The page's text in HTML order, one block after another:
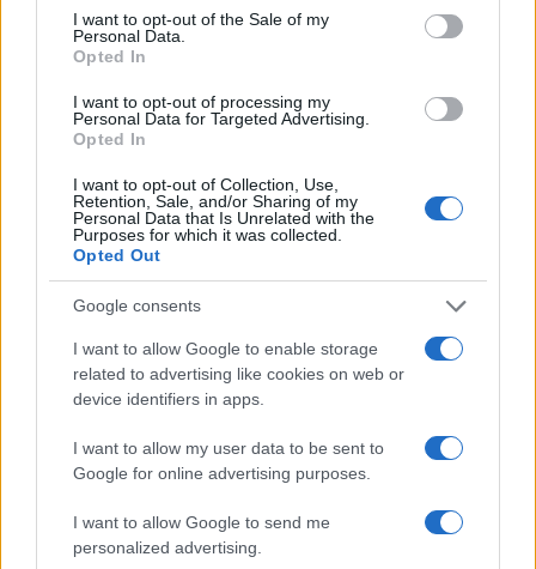
consent section.
I want to opt-out of the Sale of my
Personal Data.
Opted In
I want to opt-out of processing my
Personal Data for Targeted Advertising.
Opted In
I want to opt-out of Collection, Use,
Retention, Sale, and/or Sharing of my
Personal Data that Is Unrelated with the
Purposes for which it was collected.
Opted Out
Google consents
I want to allow Google to enable storage
related to advertising like cookies on web or
device identifiers in apps.
I want to allow my user data to be sent to
Google for online advertising purposes.
I want to allow Google to send me
personalized advertising.
20.06.2012
Fashion
Η θεαματική μεταμόρφωση της Ίριδας
Σιδηροπούλου
Fashion
Η θεαματική μεταμόρφωση της Όλγας
Νικολακοπούλου
06.06.2012
Η θεαματική μεταμόρφωση της Δώρας
Σπετσιώτου
Fashion
Η θεαματική μεταμόρφωση της Βίκυς
Χαλού